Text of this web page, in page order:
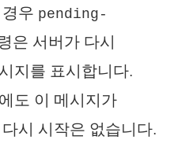
우 pending-
은 서버가 다시
지를 표시합니다.
도 이 메시지가
시 시작은 없습니다.